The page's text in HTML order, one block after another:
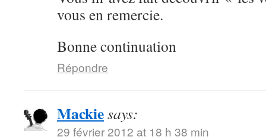
vous en remercie.
Bonne continuation
Répondre
Mackiesays:
29 février 2012 at 18 h 38 min